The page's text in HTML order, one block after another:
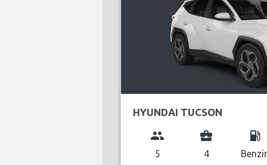
HYUNDAI TUCSON
group
5
business_center
4
local_gas_station